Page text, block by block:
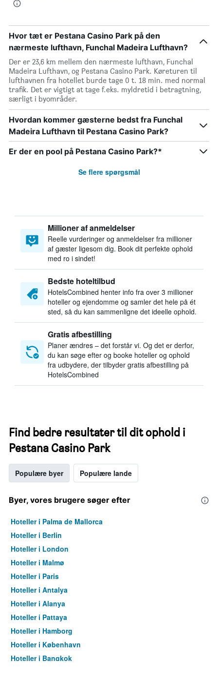
Hvor tæt er Pestana Casino Park på den
nærmeste lufthavn, Funchal Madeira Lufthavn?
Der er 23,6 km mellem den nærmeste lufthavn, Funchal
Madeira Lufthavn, og Pestana Casino Park. Køreturen til
lufthavnen fra hotellet burde tage 0 t. 18 min. med normal
trafik. Det er vigtigt at tage f.eks. myldretid i betragtning,
særligt i byområder.
Hvordan kommer gæsterne bedst fra Funchal
Madeira Lufthavn til Pestana Casino Park?
Er der en pool på Pestana Casino Park?*
Se flere spørgsmål
Millioner af anmeldelser
Reelle vurderinger og anmeldelser fra millioner
af gæster ligesom dig. Book dit perfekte ophold
med ro i sindet!
Bedste hoteltilbud
HotelsCombined henter info fra over 3 millioner
hoteller og ejendomme og samler det hele på ét
sted, så du kan sammenligne det ideelle ophold.
Gratis afbestilling
Planer ændres – det forstår vi. Og det er derfor,
du kan søge efter og booke hoteller og ophold
fra udbydere, der tilbyder gratis afbestilling på
HotelsCombined
Find bedre resultater til dit ophold i
Pestana Casino Park
Populære byer Populære lande
Byer, vores brugere søger efter
Hoteller i Palma de Mallorca
Hoteller i Berlin
Hoteller i London
Hoteller i Malmø
Hoteller i Paris
Hoteller i Antalya
Hoteller i Alanya
Hoteller i Pattaya
Hoteller i Hamborg
Hoteller i København
Hoteller i Bangkok